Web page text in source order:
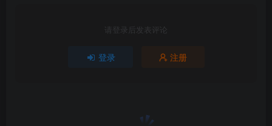
请登录后发表评论
登录 注册